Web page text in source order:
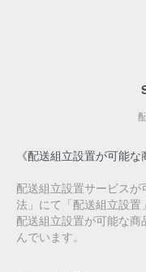
《配送組立設置が可能な
配送組立設置サービス
法」にて「配送組立設置
配送組立設置が可能な
んでいます。